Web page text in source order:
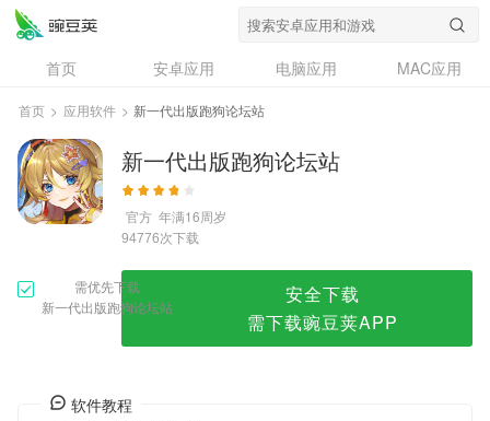
新一代出版跑狗论坛站
首页 安卓应用 电脑应用
MAC应用
资讯
专题
问答
首页 > 应用软件 > 新一代出版跑狗论坛站
新一代出版跑狗论坛站
官方 年满16周岁
94776次下载
需优先下载
新一代出版跑狗论坛站
安全下载
需下载豌豆荚APP
软件教程